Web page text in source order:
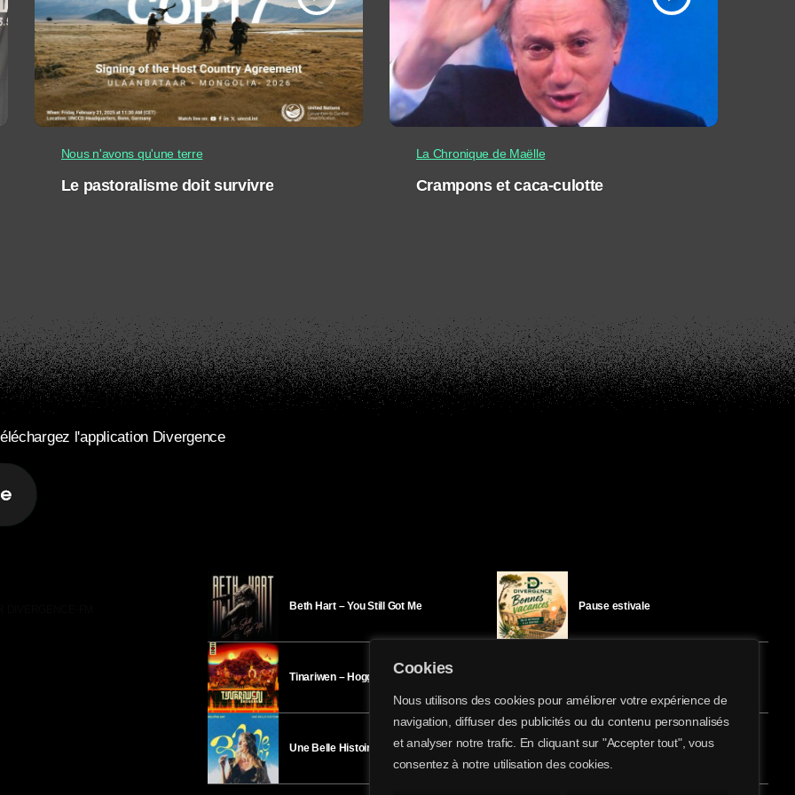
Cookies
Nous utilisons des cookies pour améliorer votre expérience de
navigation, diffuser des publicités ou du contenu personnalisés
et analyser notre trafic. En cliquant sur "Accepter tout", vous
consentez à notre utilisation des cookies.
share
email
Nous n'avons qu'une terre
Le pastoralisme doit survivre
La Chronique de Maëlle
Crampons et caca-culotte
l'application Divergence
Beth Hart – You Still Got Me
Tinariwen – Hoggar
Une Belle Histoire – Héloïse Bay
Pause estivale
Ici l’Ombre – mardi 28 juillet